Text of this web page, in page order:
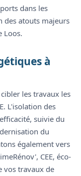
dans les
des atouts majeurs
Loos.
à
les travaux les
L'isolation des
suivie du
du
également vers
CEE, éco-
vos travaux de